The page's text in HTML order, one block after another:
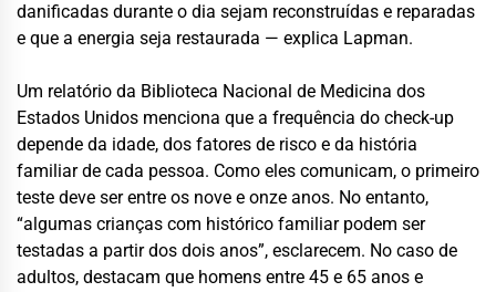
danificadas durante o dia sejam reconstruídas e reparadas
e que a energia seja restaurada — explica Lapman.
Um relatório da Biblioteca Nacional de Medicina dos
Estados Unidos menciona que a frequência do check-up
depende da idade, dos fatores de risco e da história
familiar de cada pessoa. Como eles comunicam, o primeiro
teste deve ser entre os nove e onze anos. No entanto,
“algumas crianças com histórico familiar podem ser
testadas a partir dos dois anos”, esclarecem. No caso de
adultos, destacam que homens entre 45 e 65 anos e